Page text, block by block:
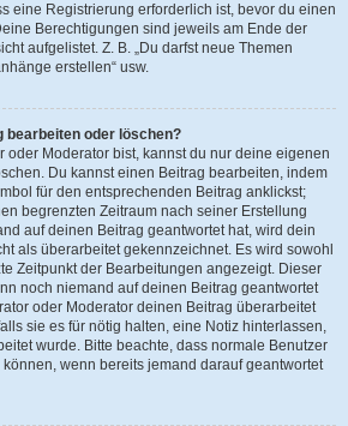
eine Registrierung erforderlich ist, bevor du einen
Berechtigungen sind jeweils am Ende der
aufgelistet. Z. B. „Du darfst neue Themen
erstellen“ usw.
bearbeiten oder löschen?
oder Moderator bist, kannst du nur deine eigenen
Du kannst einen Beitrag bearbeiten, indem
für den entsprechenden Beitrag anklickst;
begrenzten Zeitraum nach seiner Erstellung
auf deinen Beitrag geantwortet hat, wird dein
als überarbeitet gekennzeichnet. Es wird sowohl
Zeitpunkt der Bearbeitungen angezeigt. Dieser
noch niemand auf deinen Beitrag geantwortet
oder Moderator deinen Beitrag überarbeitet
sie es für nötig halten, eine Notiz hinterlassen,
wurde. Bitte beachte, dass normale Benutzer
wenn bereits jemand darauf geantwortet